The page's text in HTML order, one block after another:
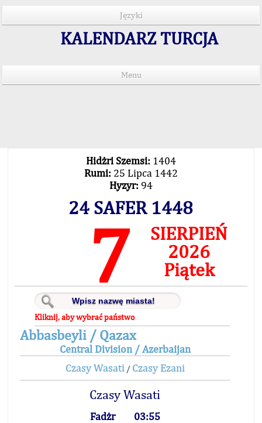
Języki
KALENDARZ TURCJA
Menu
Hidżri Szemsi: 1404
Rumi: 25 Lipca 1442
Hyzyr: 94
24 SAFER 1448
7
SIERPIEŃ
2026
Piątek
Kliknij, aby wybrać państwo
Abbasbeyli / Qazax
Central Division / Azerbaijan
Czasy Wasati / Czasy Ezani
Czasy Wasati
Fadżr
03:55